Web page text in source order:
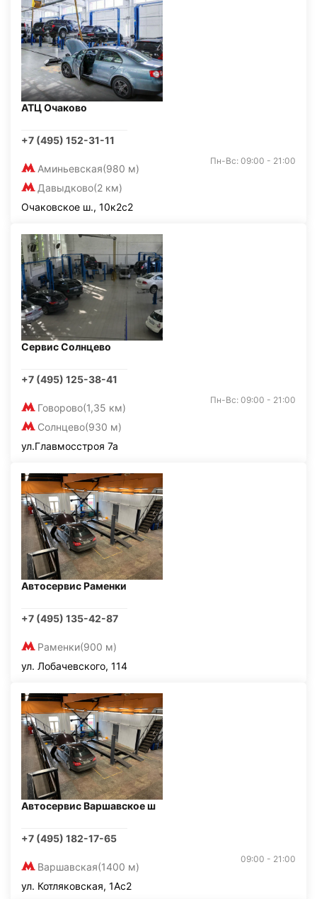
АТЦ Очаково
+7 (495) 152-31-11
Аминьевская(980 м)
Давыдково(2 км)
Пн-Вс: 09:00 - 21:00
Очаковское ш., 10к2с2
Сервис Солнцево
+7 (495) 125-38-41
Говорово(1,35 км)
Солнцево(930 м)
Пн-Вс: 09:00 - 21:00
ул.Главмосстроя 7а
Автосервис Раменки
+7 (495) 135-42-87
Раменки(900 м)
ул. Лобачевского, 114
Автосервис Варшавское ш
+7 (495) 182-17-65
Варшавская(1400 м)
09:00 - 21:00
ул. Котляковская, 1Ас2